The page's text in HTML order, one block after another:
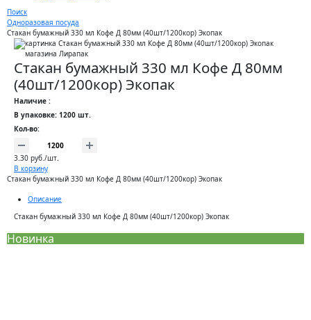
Поиск
Одноразовая посуда
Стакан бумажный 330 мл Кофе Д 80мм (40шт/1200кор) Экопак
Стакан бумажный 330 мл Кофе Д 80мм
(40шт/1200кор) Экопак
Наличие :
В упаковке: 1200 шт.
Кол-во:
3.30 руб./шт.
В корзину
Стакан бумажный 330 мл Кофе Д 80мм (40шт/1200кор) Экопак
Описание
Стакан бумажный 330 мл Кофе Д 80мм (40шт/1200кор) Экопак
Новинка